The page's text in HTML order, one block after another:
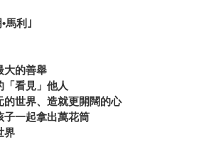
馬利｣
大的善舉
「看見」他人
世界、造就更開闊的心
子一起拿出萬花筒
界